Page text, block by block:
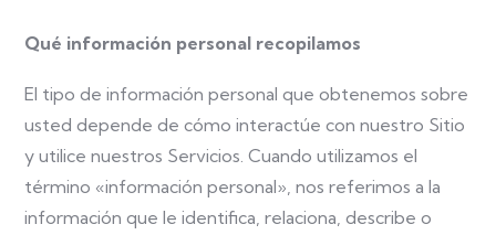
Qué información personal recopilamos
El tipo de información personal que obtenemos sobre
usted depende de cómo interactúe con nuestro Sitio
y utilice nuestros Servicios. Cuando utilizamos el
término «información personal», nos referimos a la
información que le identifica, relaciona, describe o